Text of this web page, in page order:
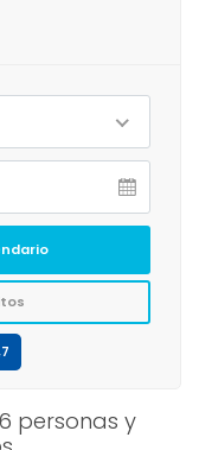
personas y